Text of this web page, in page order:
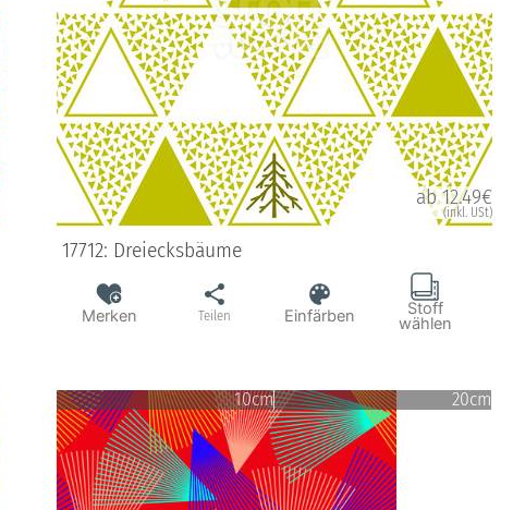
ab 12.49€
(inkl. USt)
17712: Dreiecksbäume
Merken Teilen Einfärben Stoff
wählen
10cm 20cm